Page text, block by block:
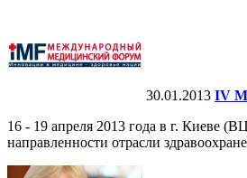
30.01.2013 IV
16 - 19 апреля 2013 года в г.
направленности отрасли